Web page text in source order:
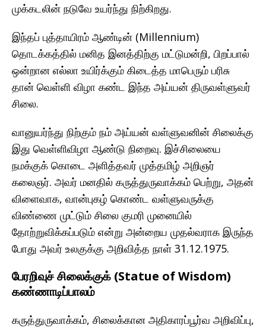
முக்கடலின் நடுவே உயர்ந்து நிற்கிறது.
இந்தப் புத்தாயிரம் ஆண்டின் (Millennium)
தொடக்கத்தில் மனித இனத்திற்கு மட்டுமன்றி, பிறப்பால்
ஒன்றான எல்லா உயிர்க்கும் கிடைத்த மாபெரும் பரிசு
தான் வெள்ளி விழா கண்ட இந்த அய்யன் திருவள்ளுவர்
சிலை.
வானுயர்ந்து நிற்கும் நம் அய்யன் வள்ளுவனின் சிலைக்கு
இது வெள்ளிவிழா ஆண்டு நிறைவு. இச்சிலையை
நமக்குக் கொடை அளித்தவர் முத்தமிழ் அறிஞர்
கலைஞர். அவர் மனதில் கருத்துருவாக்கம் பெற்று, அதன்
விளைவாக, வான்புகழ் கொண்ட வள்ளுவருக்கு
விண்ணை முட்டும் சிலை குமரி முனையில்
தோற்றுவிக்கப்படும் என்று அன்றைய முதல்வராக இருந்த
போது அவர் உலகுக்கு அறிவித்த நாள் 31.12.1975.
பேரறிவுச் சிலைக்குக் (Statue of Wisdom)
கண்ணாடிப்பாலம்
கருத்துருவாக்கம், சிலைக்கான அதிகாரப்பூர்வ அறிவிப்பு,